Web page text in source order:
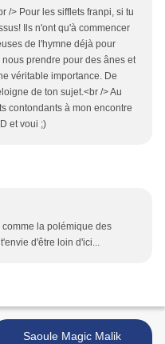
/> Pour les sifflets franpi, si tu
Ils n'ont qu'à commencer
de l'hymne déjà pour
prendre pour des ânes et
véritable importance. De
de ton sujet.<br /> Au
contondants à mon encontre
et voui ;)
la polémique des
d'être loin d'ici...
Saoule Magic Malik